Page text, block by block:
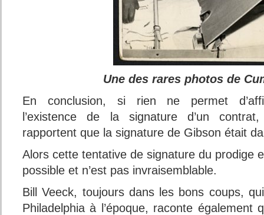
Une des rares photos de
En conclusion, si rien ne permet
l’existence de la signature d’un contrat,
rapportent que la signature de Gibson était
Alors cette tentative de signature du prodige
possible et n’est pas invraisemblable.
Bill Veeck, toujours dans les bons coups,
Philadelphia à l’époque, raconte également